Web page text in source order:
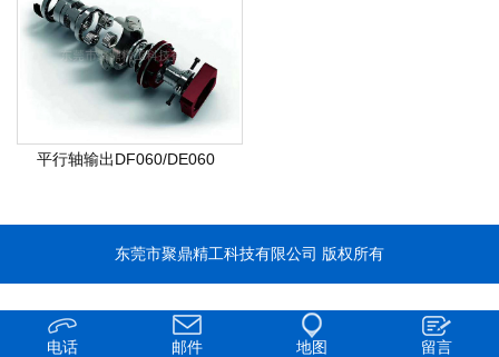
平行轴输出DF060/DE060
东莞市聚鼎精工科技有限公司 版权所有
电话 邮件 地图 留言